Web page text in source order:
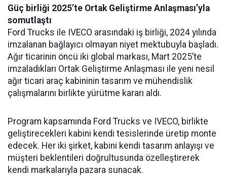
Güç birliği 2025’te Ortak Geliştirme Anlaşması’yla
somutlaştı
Ford Trucks ile IVECO arasındaki iş birliği, 2024 yılında
imzalanan bağlayıcı olmayan niyet mektubuyla başladı.
Ağır ticarinin öncü iki global markası, Mart 2025’te
imzaladıkları Ortak Geliştirme Anlaşması ile yeni nesil
ağır ticari araç kabininin tasarım ve mühendislik
çalışmalarını birlikte yürütme kararı aldı.
Program kapsamında Ford Trucks ve IVECO, birlikte
geliştirecekleri kabini kendi tesislerinde üretip monte
edecek. Her iki şirket, kabini kendi tasarım anlayışı ve
müşteri beklentileri doğrultusunda özelleştirerek
kendi markalarıyla pazara sunacak.